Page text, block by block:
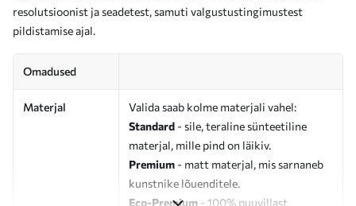
resolutsioonist ja seadetest, samuti valgustustingimustest
pildistamise ajal.
Omadused
Materjal
Valida saab kolme materjali vahel:
Standard - sile, teraline sünteetiline
materjal, mille pind on läikiv.
Premium - matt materjal, mis sarnaneb
kunstnike lõuenditele.
Eco-Premium - 100% puuvillast